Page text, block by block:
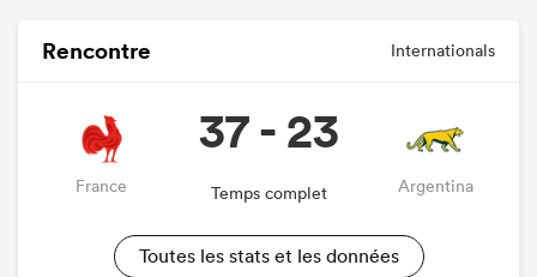
Rencontre Internationals
France
37 - 23
Temps complet Argentina
Toutes les stats et les données